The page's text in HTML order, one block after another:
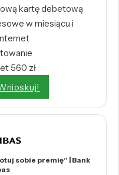
kartę debetową
w miesiącu i
560 zł
sobie premię” | Bank